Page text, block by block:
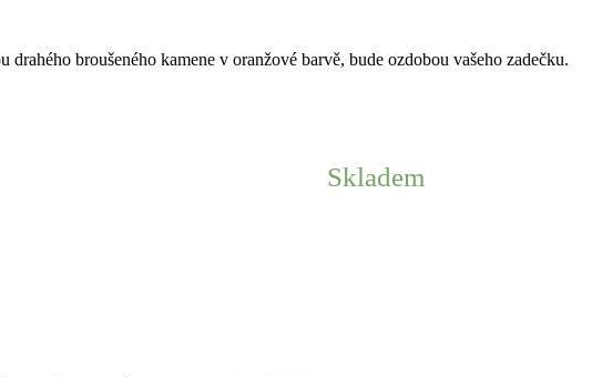
broušeného kamene v oranžové barvě, bude ozdobou vašeho zadečku.
Skladem